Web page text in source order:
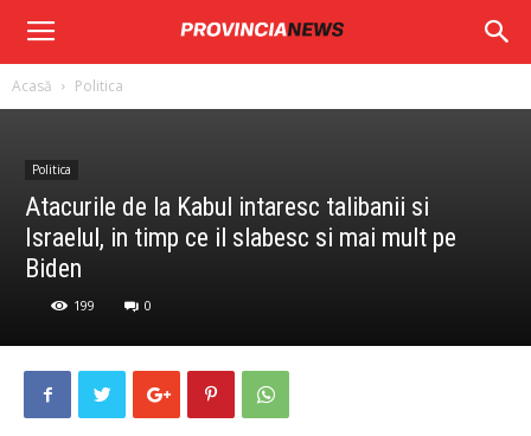
Provincia
News
Acasă Politica
Politica
Atacurile de la Kabul intaresc talibanii si
Israelul, in timp ce il slabesc si mai mult pe
Biden
199 0